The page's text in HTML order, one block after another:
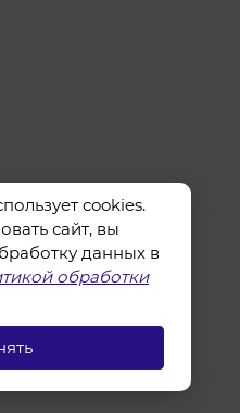
cookies.
сайт, вы
данных в
обработки